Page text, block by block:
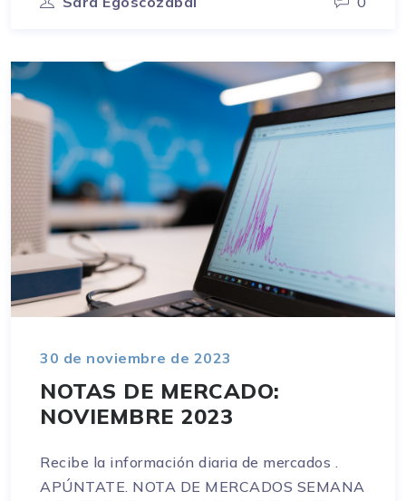
30 de noviembre de 2023
NOTAS DE MERCADO:
NOVIEMBRE 2023
Recibe la información diaria de mercados .
APÚNTATE. NOTA DE MERCADOS SEMANA